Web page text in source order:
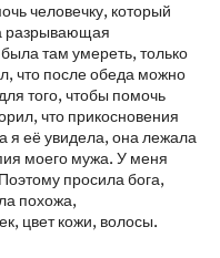
человечку, который
разрывающая
там умереть, только
что после обеда можно
того, чтобы помочь
что прикосновения
я её увидела, она лежала
моего мужа. У меня
просила бога,
похожа,
цвет кожи, волосы.